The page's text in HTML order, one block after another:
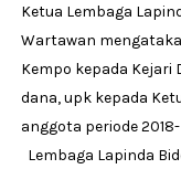
Ketua Lembaga
Wartawan
Kempo kepada
dana, upk kepada
anggota periode
Lembaga Lapinda